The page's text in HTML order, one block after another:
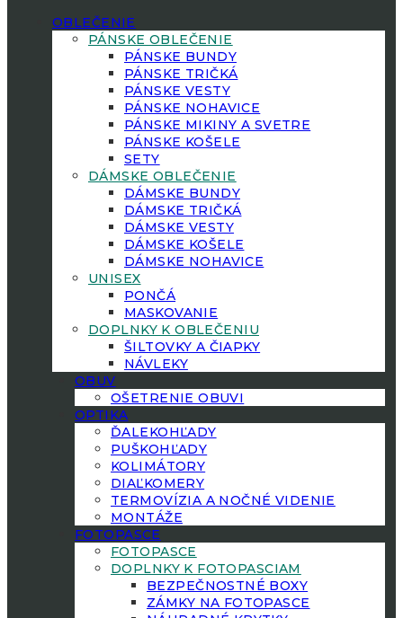
OBLEČENIE
PÁNSKE OBLEČENIE
PÁNSKE BUNDY
PÁNSKE TRIČKÁ
PÁNSKE VESTY
PÁNSKE NOHAVICE
PÁNSKE MIKINY A SVETRE
PÁNSKE KOŠELE
SETY
DÁMSKE OBLEČENIE
DÁMSKE BUNDY
DÁMSKE TRIČKÁ
DÁMSKE VESTY
DÁMSKE KOŠELE
DÁMSKE NOHAVICE
UNISEX
PONČÁ
MASKOVANIE
DOPLNKY K OBLEČENIU
ŠILTOVKY A ČIAPKY
NÁVLEKY
OBUV
OŠETRENIE OBUVI
OPTIKA
ĎALEKOHĽADY
PUŠKOHĽADY
KOLIMÁTORY
DIAĽKOMERY
TERMOVÍZIA A NOČNÉ VIDENIE
MONTÁŽE
FOTOPASCE
FOTOPASCE
DOPLNKY K FOTOPASCIAM
BEZPEČNOSTNÉ BOXY
ZÁMKY NA FOTOPASCE